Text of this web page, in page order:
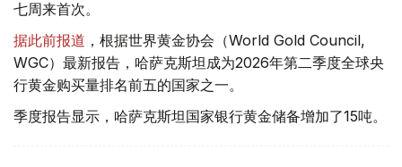
七周来首次。
据此前报道 ，根据世界黄金协会（World Gold Council,
WGC）最新报告，哈萨克斯坦成为2026年第二季度全球央
行黄金购买量排名前五的国家之一。
季度报告显示，哈萨克斯坦国家银行黄金储备增加了15吨。